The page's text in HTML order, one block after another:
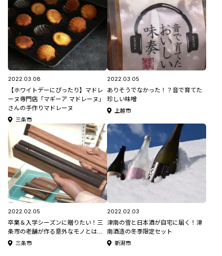
2022.03.08
【ホワイトデーにぴったり】マドレ
ーヌ専門店「マギーア マドレーヌ」
さんの手作りマドレーヌ
三条市
2022.03.05
ありそうでなかった！？音で育てた
珍しい味噌
上越市
2022.02.05
卒業＆入学シーズンに贈りたい！三
条市の老舗が作る意外なモノとは…
三条市
2022.02.03
津南の雪と日本酒が自宅に届く！津
南酒造の冬季限定セット
新潟市